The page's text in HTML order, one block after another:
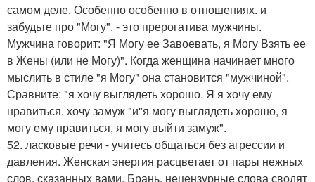
самом деле. Особенно особенно в отношениях. и
забудьте про "Могу". - это прерогатива мужчины.
Мужчина говорит: "Я Могу ее Завоевать, я Могу Взять ее
в Жены (или не Могу)". Когда женщина начинает много
мыслить в стиле "я Могу" она становится "мужчиной".
Сравните: "я хочу выглядеть хорошо. Я я хочу ему
нравиться. хочу замуж "и"я могу выглядеть хорошо, я
могу ему нравиться, я могу выйти замуж".
52. ласковые речи - учитесь общаться без агрессии и
давления. Женская энергия расцветает от пары нежных
слов, сказанных вами. Брань, нецензурные слова сводят